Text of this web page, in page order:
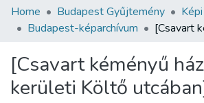
Communities & Collections
Statistics
About us
Home Budapest Gyűjtemény
Budapest-képarchívum
[Csavart kéményű
kerületi Költő